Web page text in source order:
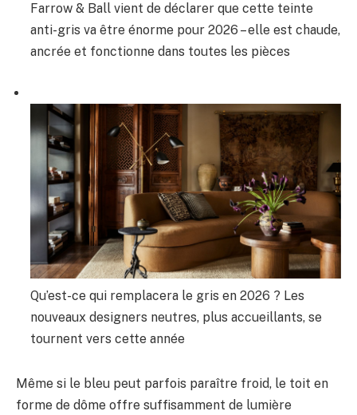
Farrow & Ball vient de déclarer que cette teinte
anti-gris va être énorme pour 2026 – elle est chaude,
ancrée et fonctionne dans toutes les pièces
Qu’est-ce qui remplacera le gris en 2026 ? Les
nouveaux designers neutres, plus accueillants, se
tournent vers cette année
Même si le bleu peut parfois paraître froid, le toit en
forme de dôme offre suffisamment de lumière